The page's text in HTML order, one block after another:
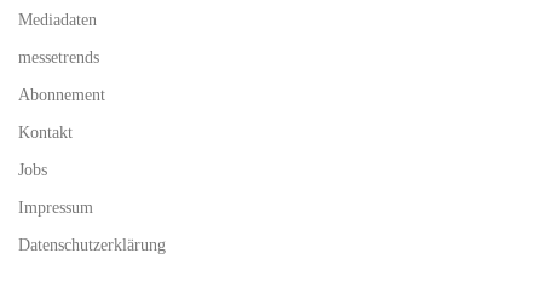
Mediadaten
messetrends
Abonnement
Kontakt
Jobs
Impressum
Datenschutzerklärung